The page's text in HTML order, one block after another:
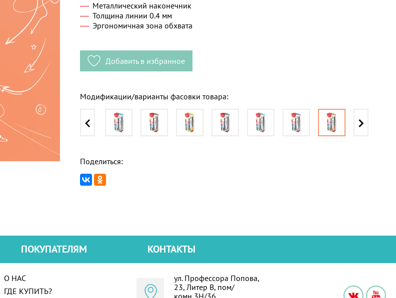
Металлический наконечник
Толщина линии 0.4 мм
Эргономичная зона обхвата
Добавить в избранное
Модификации/варианты фасовки товара:
Поделиться:
ПОКУПАТЕЛЯМ КОНТАКТЫ
О НАС
ГДЕ КУПИТЬ?
ул. Профессора Попова,
23, Литер В, пом/
комн 3Н/36,